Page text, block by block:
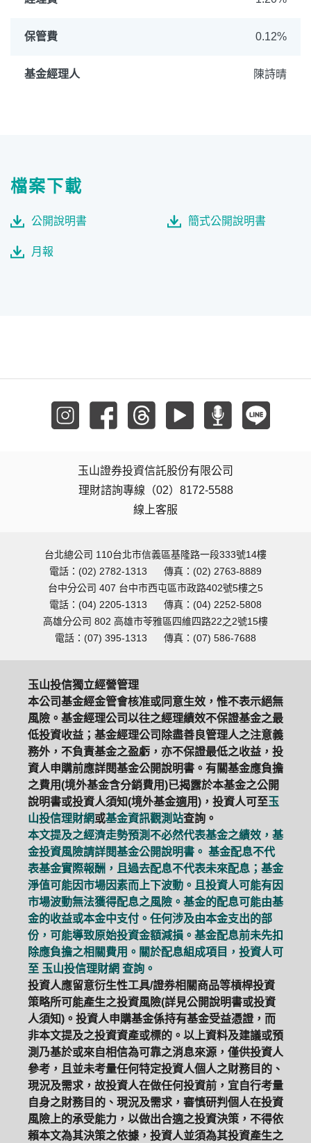
保管費 0.12%
基金經理人 陳詩晴
檔案下載
公開說明書 簡式公開說明書
月報
玉山證券投資信託股份有限公司
理財諮詢專線（02）8172-5588
線上客服
台北總公司 110台北市信義區基隆路一段333號14樓
電話：(02) 2782-1313
傳真：(02) 2763-8889
台中分公司 407 台中市西屯區市政路402號5樓之5
電話：(04) 2205-1313
傳真：(04) 2252-5808
高雄分公司 802 高雄市苓雅區四維四路22之2號15樓
電話：(07) 395-1313
傳真：(07) 586-7688
玉山投信獨立經營管理
本公司基金經金管會核准或同意生效，惟不表示絕無
風險。基金經理公司以往之經理績效不保證基金之最
低投資收益；基金經理公司除盡善良管理人之注意義
務外，不負責基金之盈虧，亦不保證最低之收益，投
資人申購前應詳閱基金公開說明書。有關基金應負擔
之費用(境外基金含分銷費用)已揭露於本基金之公開
說明書或投資人須知(境外基金適用)，投資人可至玉
山投信理財網或基金資訊觀測站查詢。
本文提及之經濟走勢預測不必然代表基金之績效，基
金投資風險請詳閱基金公開說明書。 基金配息不代
表基金實際報酬，且過去配息不代表未來配息；基金
淨值可能因市場因素而上下波動。且投資人可能有因
市場波動無法獲得配息之風險。基金的配息可能由基
金的收益或本金中支付。任何涉及由本金支出的部
份，可能導致原始投資金額減損。基金配息前未先扣
除應負擔之相關費用。關於配息組成項目，投資人可
至 玉山投信理財網 查詢。
投資人應留意衍生性工具/證券相關商品等槓桿投資
策略所可能產生之投資風險(詳見公開說明書或投資
人須知)。投資人申購基金係持有基金受益憑證，而
非本文提及之投資資產或標的。以上資料及建議或預
測乃基於或來自相信為可靠之消息來源，僅供投資人
參考，且並未考量任何特定投資人個人之財務目的、
現況及需求，故投資人在做任何投資前，宜自行考量
自身之財務目的、現況及需求，審慎研判個人在投資
風險上的承受能力，以做出合適之投資決策，不得依
賴本文為其決策之依據，投資人並須為其投資產生之